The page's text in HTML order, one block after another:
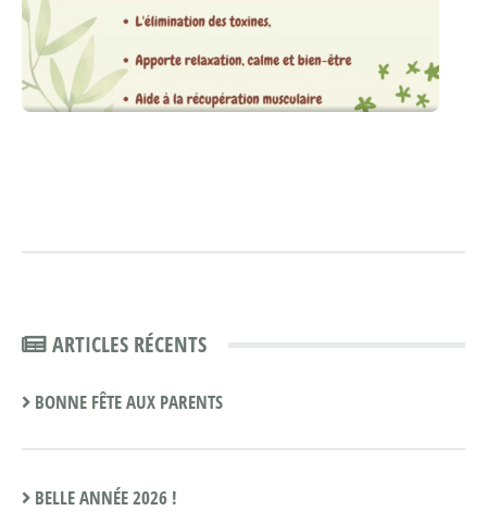
ARTICLES RÉCENTS
BONNE FÊTE AUX PARENTS
BELLE ANNÉE 2026 !